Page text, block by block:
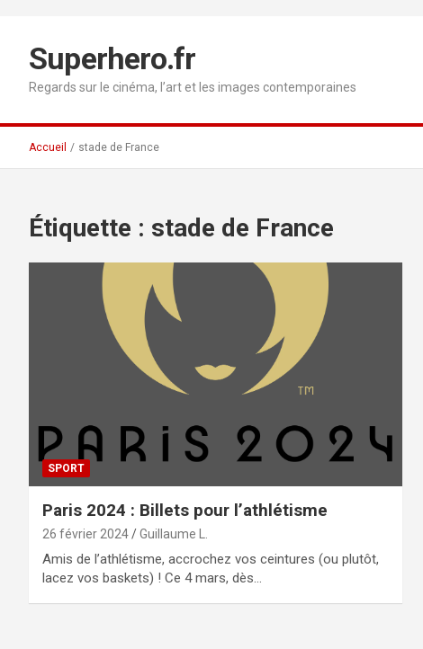
contenuSuperhero.fr
Regards sur le cinéma, l’art et les images contemporaines
Accueil stade de France
Étiquette : stade de France
SPORT
Paris 2024 : Billets pour l’athlétisme
26 février 2024 Guillaume L.
Amis de l’athlétisme, accrochez vos ceintures (ou plutôt,
lacez vos baskets) ! Ce 4 mars, dès…